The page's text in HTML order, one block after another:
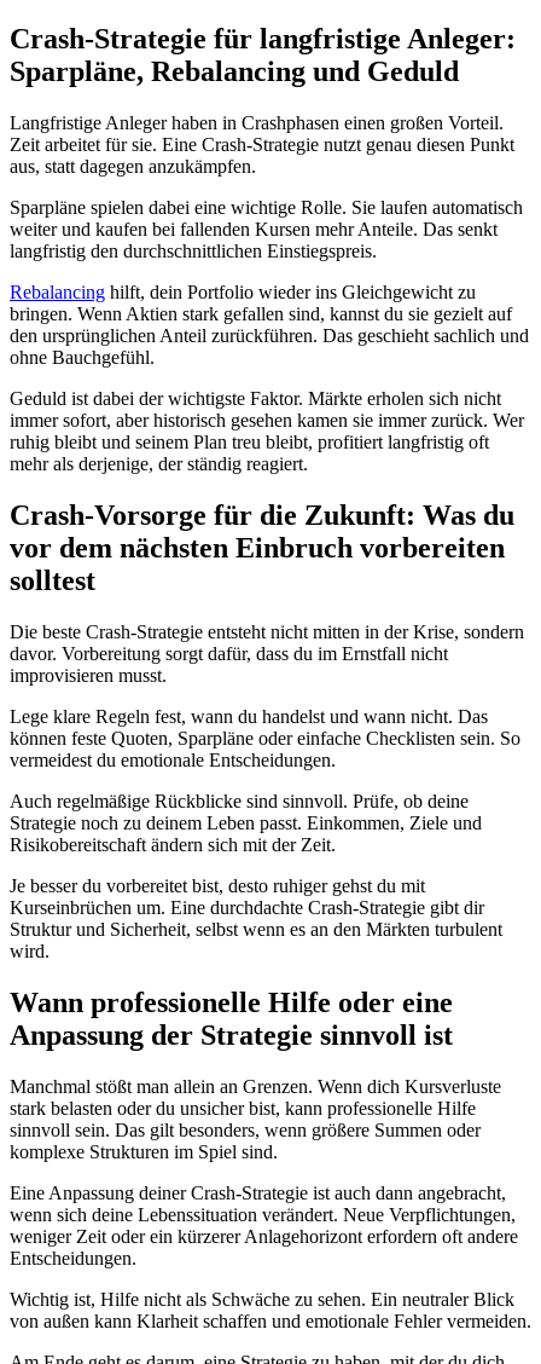
Crash-Strategie für langfristige Anleger:
Sparpläne, Rebalancing und Geduld
Langfristige Anleger haben in Crashphasen einen großen Vorteil.
Zeit arbeitet für sie. Eine Crash-Strategie nutzt genau diesen Punkt
aus, statt dagegen anzukämpfen.
Sparpläne spielen dabei eine wichtige Rolle. Sie laufen automatisch
weiter und kaufen bei fallenden Kursen mehr Anteile. Das senkt
langfristig den durchschnittlichen Einstiegspreis.
Rebalancing hilft, dein Portfolio wieder ins Gleichgewicht zu
bringen. Wenn Aktien stark gefallen sind, kannst du sie gezielt auf
den ursprünglichen Anteil zurückführen. Das geschieht sachlich und
ohne Bauchgefühl.
Geduld ist dabei der wichtigste Faktor. Märkte erholen sich nicht
immer sofort, aber historisch gesehen kamen sie immer zurück. Wer
ruhig bleibt und seinem Plan treu bleibt, profitiert langfristig oft
mehr als derjenige, der ständig reagiert.
Crash-Vorsorge für die Zukunft: Was du
vor dem nächsten Einbruch vorbereiten
solltest
Die beste Crash-Strategie entsteht nicht mitten in der Krise, sondern
davor. Vorbereitung sorgt dafür, dass du im Ernstfall nicht
improvisieren musst.
Lege klare Regeln fest, wann du handelst und wann nicht. Das
können feste Quoten, Sparpläne oder einfache Checklisten sein. So
vermeidest du emotionale Entscheidungen.
Auch regelmäßige Rückblicke sind sinnvoll. Prüfe, ob deine
Strategie noch zu deinem Leben passt. Einkommen, Ziele und
Risikobereitschaft ändern sich mit der Zeit.
Je besser du vorbereitet bist, desto ruhiger gehst du mit
Kurseinbrüchen um. Eine durchdachte Crash-Strategie gibt dir
Struktur und Sicherheit, selbst wenn es an den Märkten turbulent
wird.
Wann professionelle Hilfe oder eine
Anpassung der Strategie sinnvoll ist
Manchmal stößt man allein an Grenzen. Wenn dich Kursverluste
stark belasten oder du unsicher bist, kann professionelle Hilfe
sinnvoll sein. Das gilt besonders, wenn größere Summen oder
komplexe Strukturen im Spiel sind.
Eine Anpassung deiner Crash-Strategie ist auch dann angebracht,
wenn sich deine Lebenssituation verändert. Neue Verpflichtungen,
weniger Zeit oder ein kürzerer Anlagehorizont erfordern oft andere
Entscheidungen.
Wichtig ist, Hilfe nicht als Schwäche zu sehen. Ein neutraler Blick
von außen kann Klarheit schaffen und emotionale Fehler vermeiden.